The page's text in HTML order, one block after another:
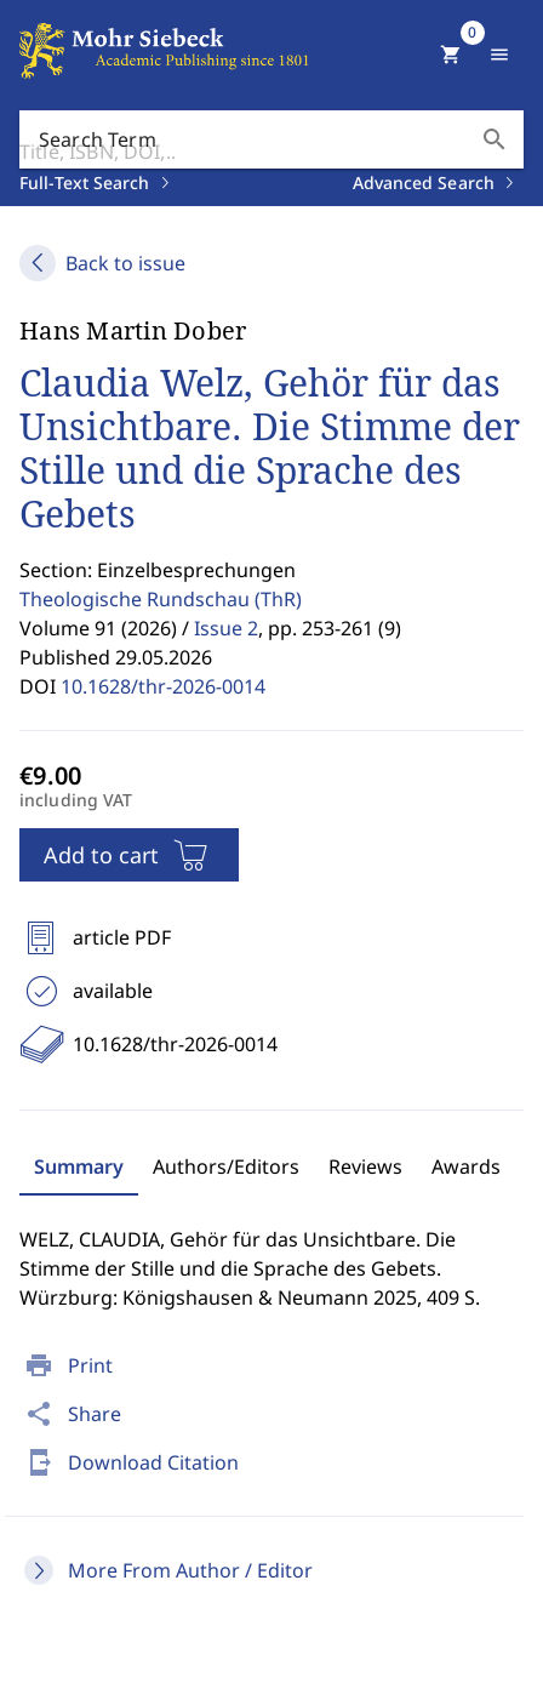
Search Term search
Full-Text Search Advanced Search
shopping_cart
0
menu
Back to issue
print Print
share Share
send_to_mobile Download Citation
More From Author / Editor
Hans Martin Dober
Claudia Welz, Gehör für das
Unsichtbare. Die Stimme der
Stille und die Sprache des
Gebets
Section: Einzelbesprechungen
Theologische Rundschau (ThR)
Volume 91 (2026) /Issue 2, pp. 253-261 (9)
Published 29.05.2026
DOI 10.1628/thr-2026-0014
including VAT
Add to cart
article PDF
available
10.1628/thr-2026-0014
Summary Authors/Editors Reviews Awards
WELZ, CLAUDIA, Gehör für das Unsichtbare. Die
Stimme der Stille und die Sprache des Gebets.
Würzburg: Königshausen & Neumann 2025, 409 S.